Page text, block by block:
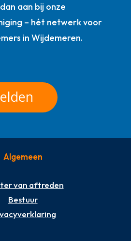
aan bij onze
– hét netwerk voor
in Wijdemeren.
Algemeen
van aftreden
Bestuur